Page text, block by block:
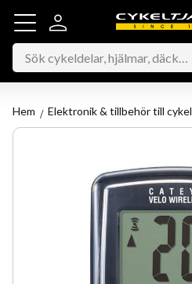
Meny
Hem Elektronik & tillbehör till cykel